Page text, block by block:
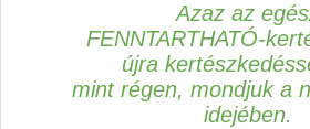
Azaz az
FENNTARTHATÓ-
újra
mint régen, mondjuk a
idejében.